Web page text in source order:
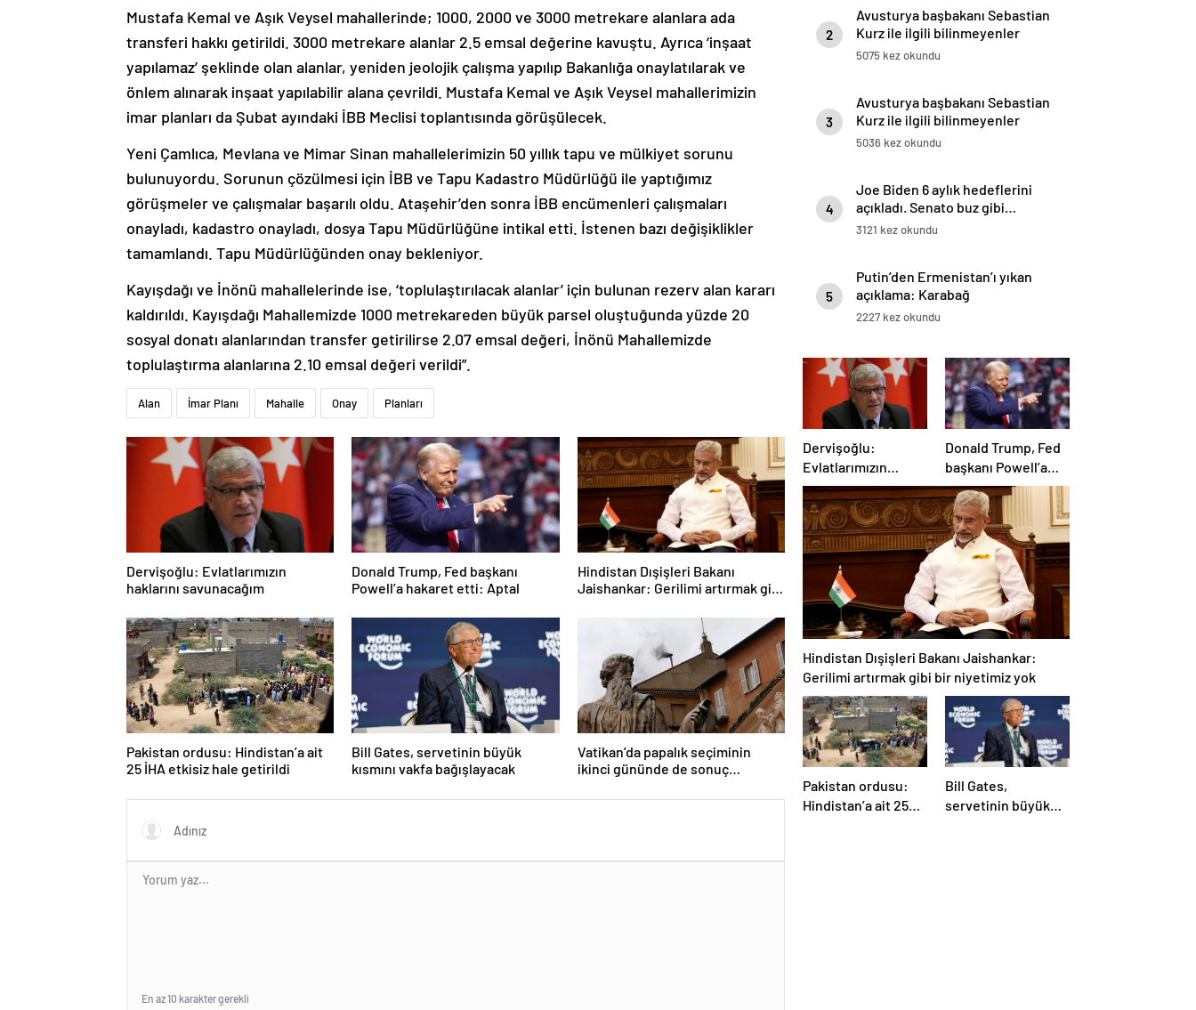
Mustafa Kemal ve Aşık Veysel mahallerinde; 1000, 2000 ve 3000 metrekare alanlara ada
transferi hakkı getirildi. 3000 metrekare alanlar 2.5 emsal değerine kavuştu. Ayrıca ‘inşaat
yapılamaz’ şeklinde olan alanlar, yeniden jeolojik çalışma yapılıp Bakanlığa onaylatılarak ve
önlem alınarak inşaat yapılabilir alana çevrildi. Mustafa Kemal ve Aşık Veysel mahallerimizin
imar planları da Şubat ayındaki İBB Meclisi toplantısında görüşülecek.
Yeni Çamlıca, Mevlana ve Mimar Sinan mahallelerimizin 50 yıllık tapu ve mülkiyet sorunu
bulunuyordu. Sorunun çözülmesi için İBB ve Tapu Kadastro Müdürlüğü ile yaptığımız
görüşmeler ve çalışmalar başarılı oldu. Ataşehir’den sonra İBB encümenleri çalışmaları
onayladı, kadastro onayladı, dosya Tapu Müdürlüğüne intikal etti. İstenen bazı değişiklikler
tamamlandı. Tapu Müdürlüğünden onay bekleniyor.
Kayışdağı ve İnönü mahallelerinde ise, ‘toplulaştırılacak alanlar’ için bulunan rezerv alan kararı
kaldırıldı. Kayışdağı Mahallemizde 1000 metrekareden büyük parsel oluştuğunda yüzde 20
sosyal donatı alanlarından transfer getirilirse 2.07 emsal değeri, İnönü Mahallemizde
toplulaştırma alanlarına 2.10 emsal değeri verildi”.
Alan İmar Planı Mahalle Onay Planları
Dervişoğlu: Evlatlarımızın
haklarını savunacağım
Donald Trump, Fed başkanı
Powell’a hakaret etti: Aptal
Hindistan Dışişleri Bakanı
Jaishankar: Gerilimi artırmak gibi
Pakistan ordusu: Hindistan’a ait
25 İHA etkisiz hale getirildi
Bill Gates, servetinin büyük
kısmını vakfa bağışlayacak
Vatikan’da papalık seçiminin
ikinci gününde de sonuç
En az 10 karakter gerekli
2
Avusturya başbakanı Sebastian
Kurz ile ilgili bilinmeyenler
5075 kez okundu
3
Avusturya başbakanı Sebastian
Kurz ile ilgili bilinmeyenler
5036 kez okundu
4
Joe Biden 6 aylık hedeflerini
açıkladı. Senato buz gibi…
3121 kez okundu
5
Putin’den Ermenistan’ı yıkan
açıklama: Karabağ
Azerbaycan’ın ayrılmaz bir
2227 kez okundu
Dervişoğlu:
Evlatlarımızın
haklarını
savunacağım
Donald Trump, Fed
başkanı Powell’a
hakaret etti: Aptal
Hindistan Dışişleri Bakanı Jaishankar:
Gerilimi artırmak gibi bir niyetimiz yok
Pakistan ordusu:
Hindistan’a ait 25
Bill Gates,
servetinin büyük